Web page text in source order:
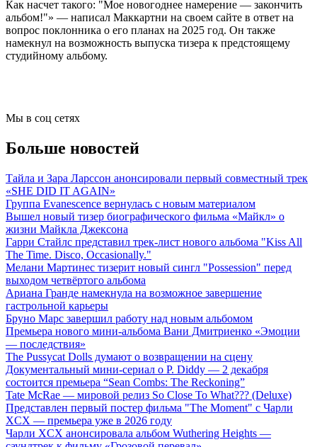
Как насчет такого: "Мое новогоднее намерение — закончить
альбом!"» — написал Маккартни на своем сайте в ответ на
вопрос поклонника о его планах на 2025 год. Он также
намекнул на возможность выпуска тизера к предстоящему
студийному альбому.
Мы в соц сетях
Больше новостей
Тайла и Зара Ларссон анонсировали первый совместный трек
«SHE DID IT AGAIN»
Группа Evanescence вернулась с новым материалом
Вышел новый тизер биографического фильма «Майкл» о
жизни Майкла Джексона
Гарри Стайлс представил трек-лист нового альбома "Kiss All
The Time. Disco, Occasionally."
Мелани Мартинес тизерит новый сингл "Possession" перед
выходом четвёртого альбома
Ариана Гранде намекнула на возможное завершение
гастрольной карьеры
Бруно Марс завершил работу над новым альбомом
Премьера нового мини-альбома Вани Дмитриенко «Эмоции
— последствия»
The Pussycat Dolls думают о возвращении на сцену
Документальный мини-сериал о P. Diddy — 2 декабря
состоится премьера “Sean Combs: The Reckoning”
Tate McRae — мировой релиз So Close To What??? (Deluxe)
Представлен первый постер фильма "The Moment" с Чарли
XCX — премьера уже в 2026 году
Чарли XCX анонсировала альбом Wuthering Heights —